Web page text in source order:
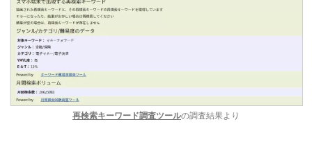
再検索キーワード調査ツールの調査結果より